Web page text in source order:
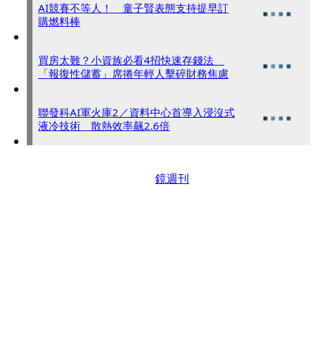
AI競賽不等人！ 童子賢表態支持提早訂
購燃料棒
買房太難？小資族必看4招快速存錢法
「報復性儲蓄」席捲年輕人擊碎財務焦慮
聯發科AI軍火庫2／資料中心首導入浸沒式
液冷技術 散熱效率飆2.6倍
鏡週刊